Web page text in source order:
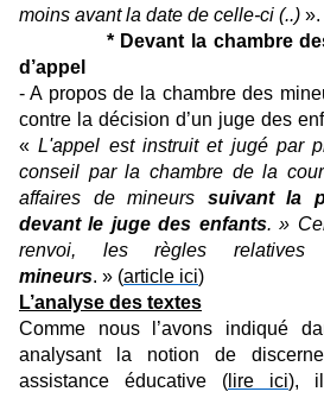
moins avant la date de celle-ci (..) ».
* Devant la chambre des
d’appel
- A propos de la chambre des
contre la décision d’un juge des
«L'appel est instruit et jugé par
conseil par la chambre de la
affaires de mineurs suivant la
devant le juge des enfants. »
renvoi, les règles
mineurs. » (article ici)
L’analyse des textes
Comme nous l’avons indiqué
analysant la notion de
assistance éducative ( lire ici),